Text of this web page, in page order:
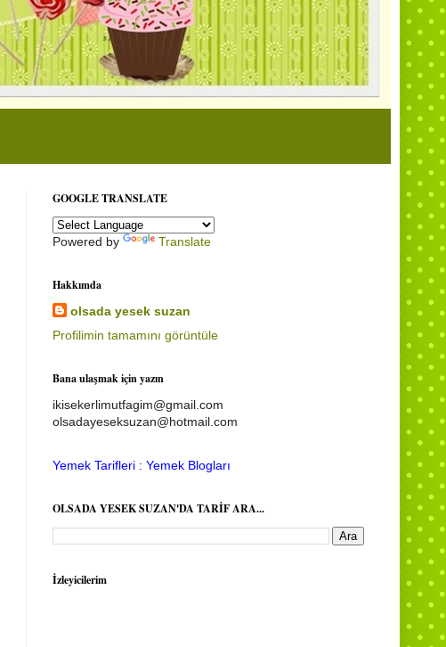
GOOGLE TRANSLATE
Powered by Translate
Hakkımda
olsada yesek suzan
Profilimin tamamını görüntüle
Bana ulaşmak için yazın
ikisekerlimutfagim@gmail.com
olsadayeseksuzan@hotmail.com
Yemek Tarifleri : Yemek Blogları
OLSADA YESEK SUZAN'DA TARİF ARA...
İzleyicilerim